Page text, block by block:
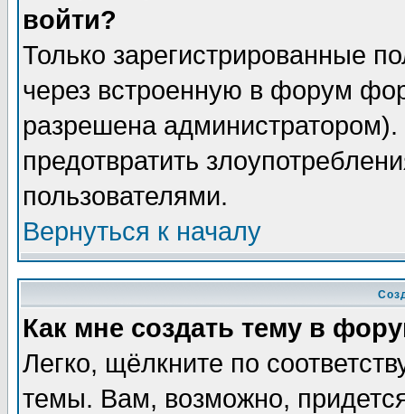
войти?
Только зарегистрированные
через встроенную в форум
разрешена
предотвратить
пользователями.
Вернуться к началу
Как мне создать тему в
Легко, щёлкните по
темы. Вам, возможно,